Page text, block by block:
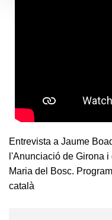
Entrevista a Jaume
l'Anunciació de Girona
Maria del Bosc.
català